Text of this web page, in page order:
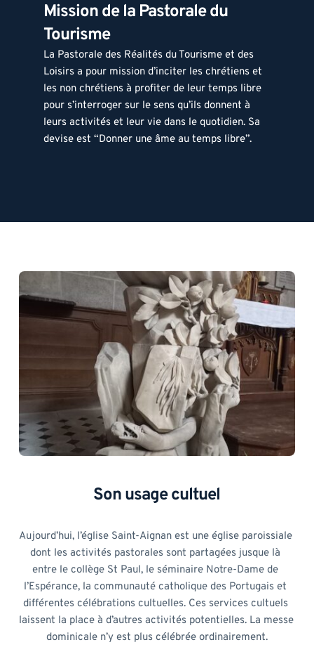
Mission de la Pastorale du
Tourisme
La Pastorale des Réalités du Tourisme et des
Loisirs a pour mission d’inciter les chrétiens et
les non chrétiens à profiter de leur temps libre
pour s’interroger sur le sens qu’ils donnent à
leurs activités et leur vie dans le quotidien. Sa
devise est “Donner une âme au temps libre”.
Son usage cultuel
Aujourd’hui, l’église Saint-Aignan est une église paroissiale
dont les activités pastorales sont partagées jusque là
entre le collège St Paul, le séminaire Notre-Dame de
l’Espérance, la communauté catholique des Portugais et
différentes célébrations cultuelles. Ces services cultuels
laissent la place à d’autres activités potentielles. La messe
dominicale n’y est plus célébrée ordinairement.